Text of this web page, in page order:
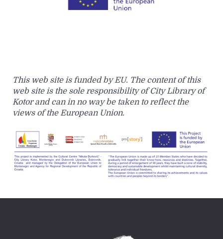
This web site is funded by EU. The content of this
web site is the sole responsibility of City Library of
Kotor and can in no way be taken to reflect the
views of the European Union.